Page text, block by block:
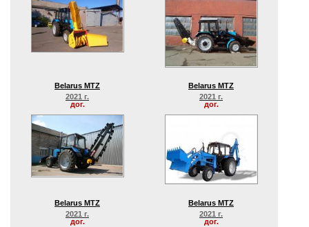
Belarus MTZ
2021 г.
дог.
Belarus MTZ
2021 г.
дог.
Belarus MTZ
2021 г.
дог.
Belarus MTZ
2021 г.
дог.